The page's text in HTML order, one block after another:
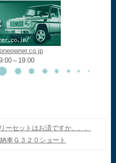
～19:00
セットはお済ですか、、、
車Ｇ３２０ショート